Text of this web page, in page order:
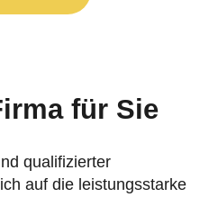
für Sie
qualifizierter
auf die leistungsstarke